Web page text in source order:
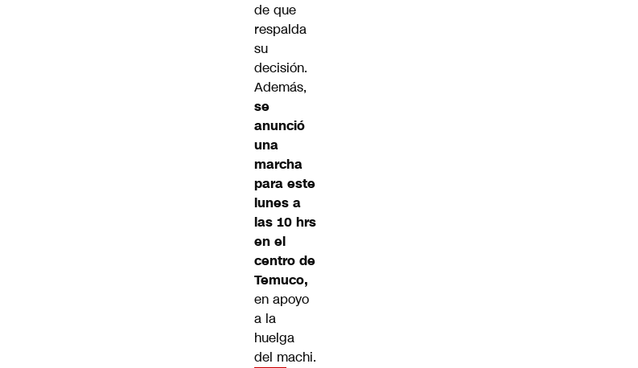
de que
respalda
su
decisión.
Además,
se
anunció
una
marcha
para este
lunes a
las 10 hrs
en el
centro de
Temuco,
en apoyo
a la
huelga
del machi.